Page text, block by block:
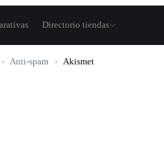
Directorio tiendas
› Anti-spam › Akismet